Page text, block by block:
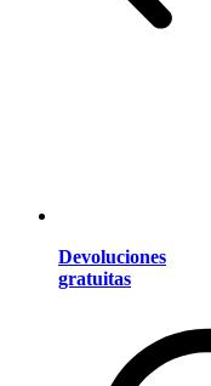
Devoluciones
gratuitas